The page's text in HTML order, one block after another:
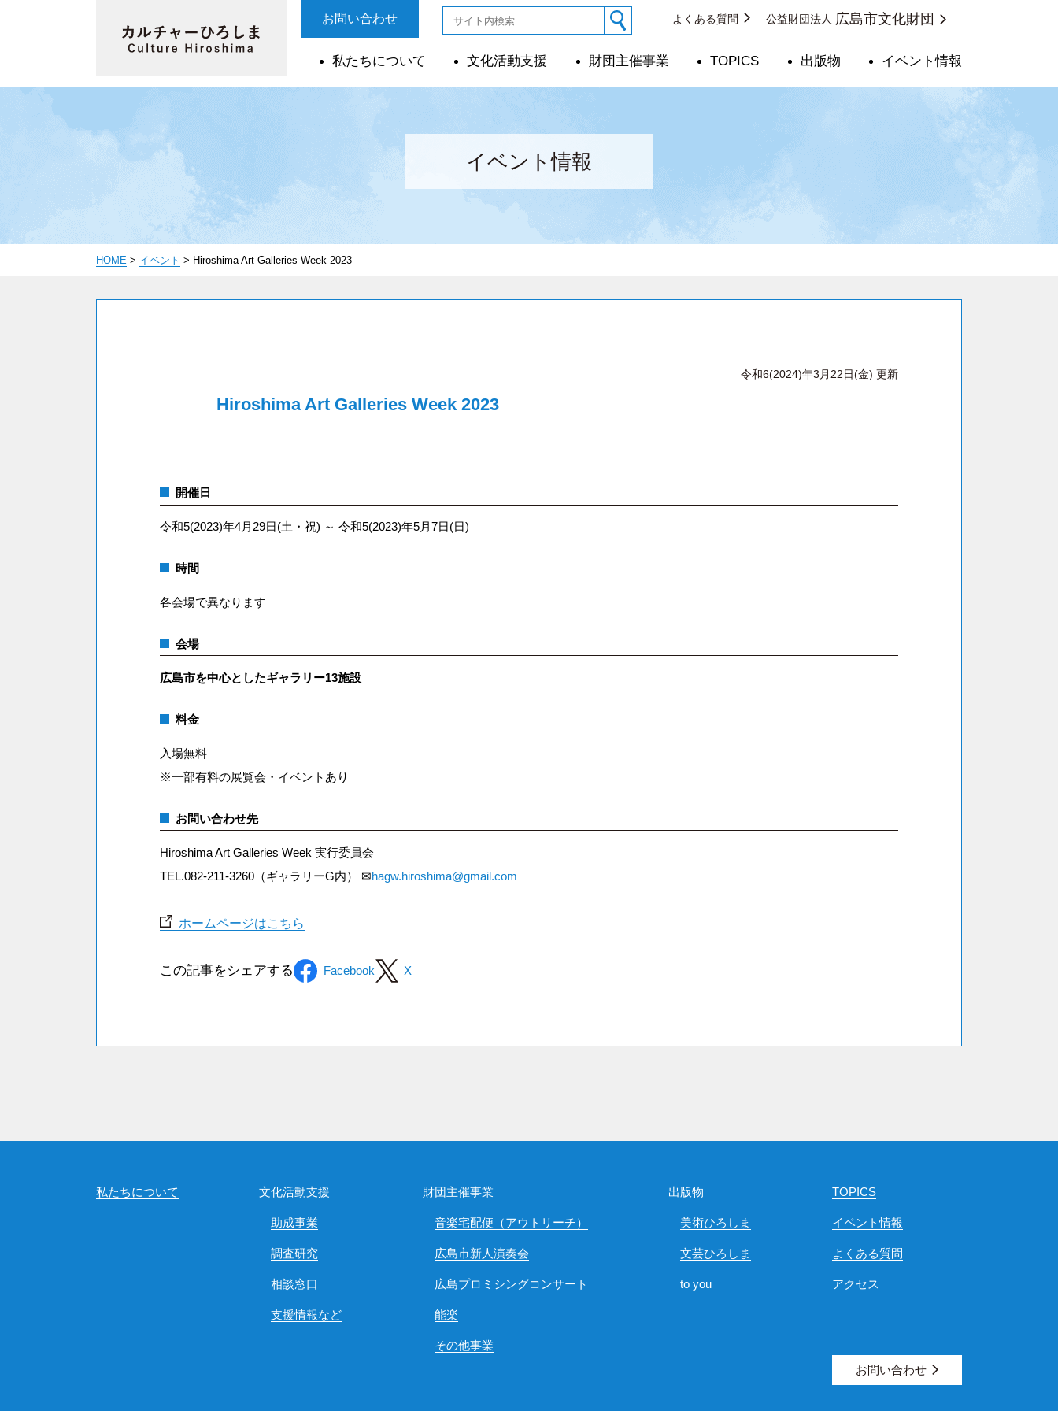
お問い合わせ よくある質問 公益財団法人 広島市文化財団
私たちについて 文化活動支援 財団主催事業 TOPICS 出版物 イベント情報
イベント情報
HOME > イベント > Hiroshima Art Galleries Week 2023
令和6(2024)年3月22日(金) 更新
Hiroshima Art Galleries Week 2023
開催日
令和5(2023)年4月29日(土・祝) ～ 令和5(2023)年5月7日(日)
時間
各会場で異なります
会場
広島市を中心としたギャラリー13施設
料金
入場無料
※一部有料の展覧会・イベントあり
お問い合わせ先
Hiroshima Art Galleries Week 実行委員会
TEL.082-211-3260（ギャラリーG内） ✉hagw.hiroshima@gmail.com
ホームページはこちら
私たちについて 文化活動支援
助成事業
調査研究
相談窓口
支援情報など
財団主催事業
音楽宅配便（アウトリーチ）
広島市新人演奏会
広島プロミシングコンサート
能楽
その他事業
出版物
美術ひろしま
文芸ひろしま
to you
TOPICS
イベント情報
よくある質問
アクセス
お問い合わせ